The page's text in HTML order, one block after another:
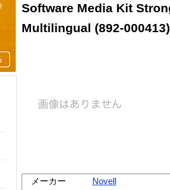
Software Media Kit
Multilingual (892-000413)
メーカー
Novell